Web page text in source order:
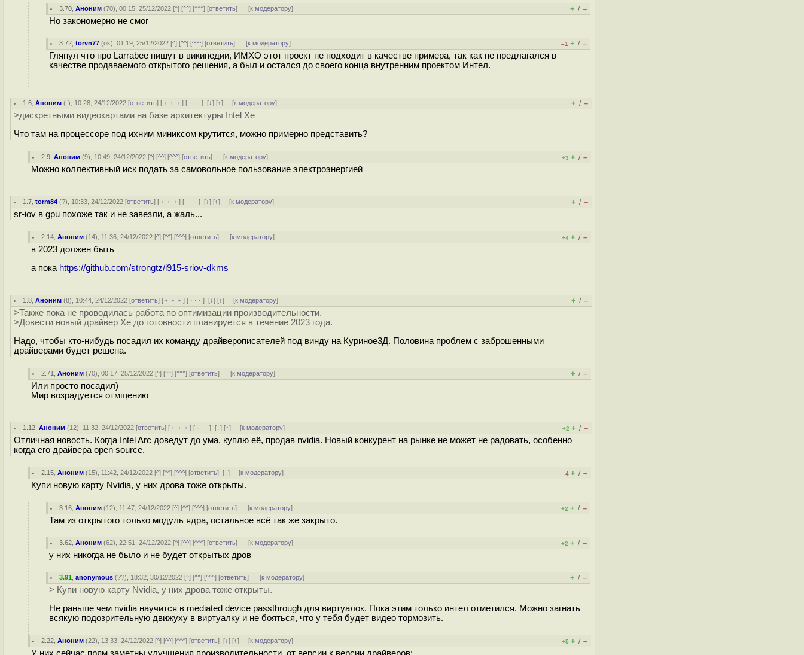
3.70 ,Аноним (70), 00:15, 25/12/2022 [^] [^^] [^^^] [ответить] [к модератору] + / –
Но закономерно не смог
3.72 ,torvn77 (ok), 01:19, 25/12/2022 [^] [^^] [^^^] [ответить] [к модератору] –1 + / –
Глянул что про Larrabee пишут в википедии, ИМХО этот проект не подходит в качестве примера, так как не предлагался в
качестве продаваемого открытого решения, а был и остался до своего конца внутренним проектом Интел.
1.6 ,Аноним (-), 10:28, 24/12/2022 [ответить] [ ﹢﹢﹢] [ · · ·][↓] [↑] [к модератору] + / –
>дискретными видеокартами на базе архитектуры Intel Xe
Что там на процессоре под ихним миниксом крутится, можно примерно представить?
2.9 ,Аноним (9), 10:49, 24/12/2022 [^] [^^] [^^^] [ответить] [к модератору] +3 + / –
Можно коллективный иск подать за самовольное пользование электроэнергией
1.7 ,torm84 (?), 10:33, 24/12/2022 [ответить] [ ﹢﹢﹢] [ · · ·][↓] [↑] [к модератору] + / –
sr-iov в gpu похоже так и не завезли, а жаль...
2.14 ,Аноним (14), 11:36, 24/12/2022 [^] [^^] [^^^] [ответить] [к модератору] +4 + / –
в 2023 должен быть
а пока https://github.com/strongtz/i915-sriov-dkms
1.8 ,Аноним (8), 10:44, 24/12/2022 [ответить] [ ﹢﹢﹢] [ · · ·][↓] [↑] [к модератору] + / –
>Также пока не проводилась работа по оптимизации производительности.
>Довести новый драйвер Xe до готовности планируется в течение 2023 года.
Надо, чтобы кто-нибудь посадил их команду драйверописателей под винду на Куриное3Д. Половина проблем с заброшенными
драйверами будет решена.
2.71 ,Аноним (70), 00:17, 25/12/2022 [^] [^^] [^^^] [ответить] [к модератору] + / –
Или просто посадил)
Мир возрадуется отмщению
1.12 ,Аноним (12), 11:32, 24/12/2022 [ответить] [ ﹢﹢﹢] [ · · ·][↓] [↑] [к модератору] +2 + / –
Отличная новость. Когда Intel Arc доведут до ума, куплю её, продав nvidia. Новый конкурент на рынке не может не радовать, особенно
когда его драйвера open source.
2.15 ,Аноним (15), 11:42, 24/12/2022 [^] [^^] [^^^] [ответить][↓] [к модератору] –4 + / –
Купи новую карту Nvidia, у них дрова тоже открыты.
3.16 ,Аноним (12), 11:47, 24/12/2022 [^] [^^] [^^^] [ответить] [к модератору] +2 + / –
Там из открытого только модуль ядра, остальное всё так же закрыто.
3.62 ,Аноним (62), 22:51, 24/12/2022 [^] [^^] [^^^] [ответить] [к модератору] +2 + / –
у них никогда не было и не будет открытых дров
3.91 ,anonymous (??), 18:32, 30/12/2022 [^] [^^] [^^^] [ответить] [к модератору] + / –
> Купи новую карту Nvidia, у них дрова тоже открыты.
Не раньше чем nvidia научится в mediated device passthrough для виртуалок. Пока этим только интел отметился. Можно загнать
всякую подозрительную движуху в виртуалку и не бояться, что у тебя будет видео тормозить.
2.22 ,Аноним (22), 13:33, 24/12/2022 [^] [^^] [^^^] [ответить][↓] [↑] [к модератору] +5 + / –